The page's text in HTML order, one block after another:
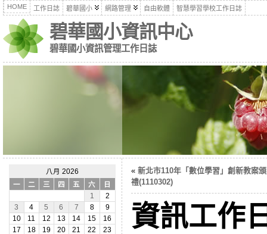
HOME 工作日誌 碧華國小 網路管理 自由軟體 智慧學習學校工作日誌
碧華國小資訊中心
碧華國小資訊管理工作日誌
八月 2026
一
二 三 四 五 六
日
1
2
3
4 5 6 7 8
9
10
11 12 13 14 15
16
17
18 19 20 21 22
23
« 新北市110年「數位學習」創新教案
禮(1110302)
資訊工作